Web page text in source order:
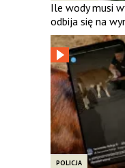
Ile wody musi
odbija się na
POLICJA